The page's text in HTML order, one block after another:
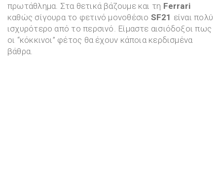
πρωτάθλημα. Στα θετικά βάζουμε και τη Ferrari
καθώς σίγουρα το φετινό μονοθέσιο SF21 είναι πολύ
ισχυρότερο από το περσινό. Είμαστε αισιόδοξοι πως
οι “κόκκινοι” φέτος θα έχουν κάποια κερδισμένα
βάθρα.